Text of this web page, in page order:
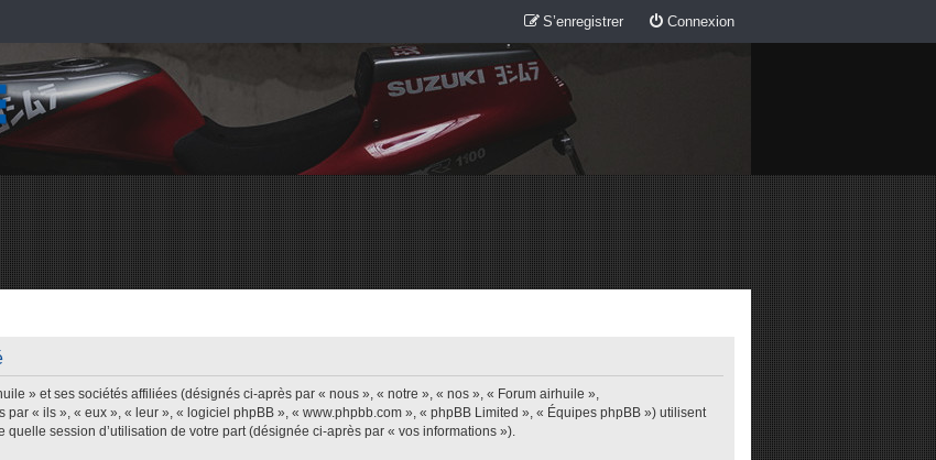
Connexion
S’enregistrer
» et ses sociétés affiliées (désignés ci-après par « nous », « notre », « nos », « Forum airhuile »,
« ils », « eux », « leur », « logiciel phpBB », « www.phpbb.com », « phpBB Limited », « Équipes phpBB ») utilisent
quelle session d’utilisation de votre part (désignée ci-après par « vos informations »).